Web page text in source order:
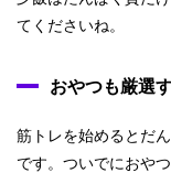
てくださいね。
おやつも厳選
筋トレを始めるとだ
です。ついでにおや